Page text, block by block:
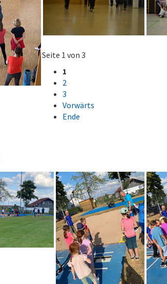
Seite 1 von 3
1
2
3
Vorwärts
Ende